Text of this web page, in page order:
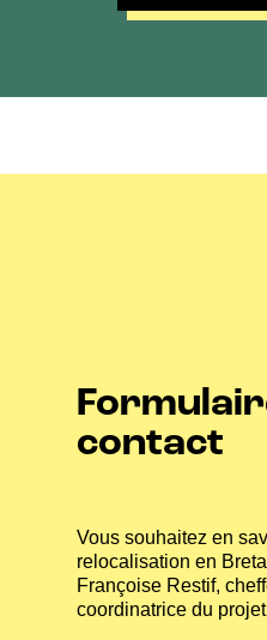
contact
Vous souhaitez en
relocalisation en
Françoise Restif,
coordinatrice du